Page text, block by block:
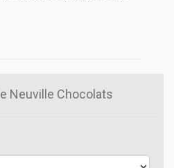
Neuville Chocolats